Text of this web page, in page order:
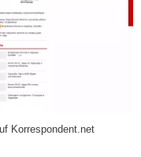
Korrespondent.net